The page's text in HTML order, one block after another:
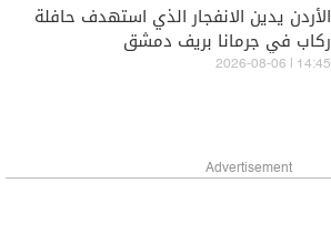
الأردن يدين الانفجار الذي استهدف حافلة
ركاب في جرمانا بريف دمشق
14:45 | 2026-08-06
Advertisement